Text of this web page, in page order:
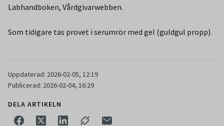
Labhandboken, Vårdgivarwebben.
Som tidigare tas provet i serumrör med gel (guldgul propp).
Uppdaterad: 2026-02-05, 12:19
Publicerad: 2026-02-04, 16:29
DELA ARTIKELN